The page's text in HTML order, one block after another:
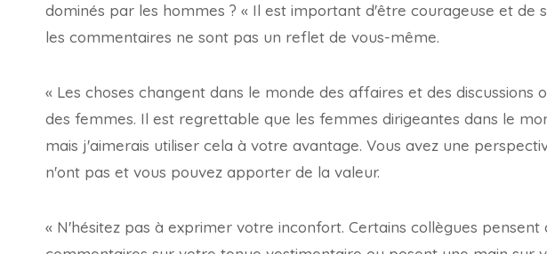
dominés par les hommes ? « Il est important d'être courageuse et de
les commentaires ne sont pas un reflet de vous-même.
« Les choses changent dans le monde des affaires et des discussions
des femmes. Il est regrettable que les femmes dirigeantes dans le
mais j'aimerais utiliser cela à votre avantage. Vous avez une
n'ont pas et vous pouvez apporter de la valeur.
« N'hésitez pas à exprimer votre inconfort. Certains collègues pensent